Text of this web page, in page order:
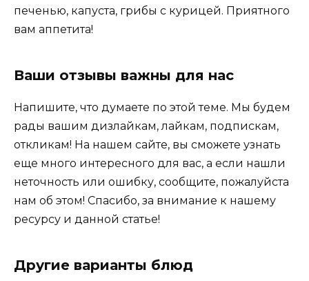
печенью, капуста, грибы с курицей. Приятного
вам аппетита!
Ваши отзывы важны для нас
Напишите, что думаете по этой теме. Мы будем
рады вашим дизлайкам, лайкам, подпискам,
откликам! На нашем сайте, вы сможете узнать
еще много интересного для вас, а если нашли
неточность или ошибку, сообщите, пожалуйста
нам об этом! Спасибо, за внимание к нашему
ресурсу и данной статье!
Другие варианты блюд